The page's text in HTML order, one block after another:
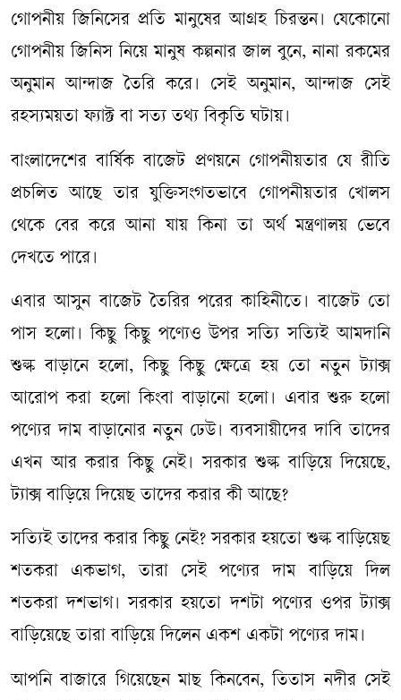
গোপনীয় জিনিসের প্রতি মানুষের আগ্রহ চিরন্তন। যেকোনো
গোপনীয় জিনিস নিয়ে মানুষ কল্পনার জাল বুনে, নানা রকমের
অনুমান আন্দাজ তৈরি করে। সেই অনুমান, আন্দাজ সেই
রহস্যময়তা ফ্যাক্ট বা সত্য তথ্য বিকৃতি ঘটায়।
বাংলাদেশের বার্ষিক বাজেট প্রণয়নে গোপনীয়তার যে রীতি
প্রচলিত আছে তার যুক্তিসংগতভাবে গোপনীয়তার খোলস
থেকে বের করে আনা যায় কিনা তা অর্থ মন্ত্রণালয় ভেবে
দেখতে পারে।
এবার আসুন বাজেট তৈরির পরের কাহিনীতে। বাজেট তো
পাস হলো। কিছু কিছু পণ্যেও উপর সত্যি সত্যিই আমদানি
শুল্ক বাড়ানে হলো, কিছু কিছু ক্ষেত্রে হয় তো নতুন ট্যাক্স
আরোপ করা হলো কিংবা বাড়ানো হলো। এবার শুরু হলো
পণ্যের দাম বাড়ানোর নতুন ঢেউ। ব্যবসায়ীদের দাবি তাদের
এখন আর করার কিছু নেই। সরকার শুল্ক বাড়িয়ে দিয়েছে,
ট্যাক্স বাড়িয়ে দিয়েছ তাদের করার কী আছে?
সত্যিই তাদের করার কিছু নেই? সরকার হয়তো শুল্ক বাড়িয়েছ
শতকরা একভাগ, তারা সেই পণ্যের দাম বাড়িয়ে দিল
শতকরা দশভাগ। সরকার হয়তো দশটা পণ্যের ওপর ট্যাক্স
বাড়িয়েছে তারা বাড়িয়ে দিলেন একশ একটা পণ্যের দাম।
আপনি বাজারে গিয়েছেন মাছ কিনবেন, তিতাস নদীর সেই